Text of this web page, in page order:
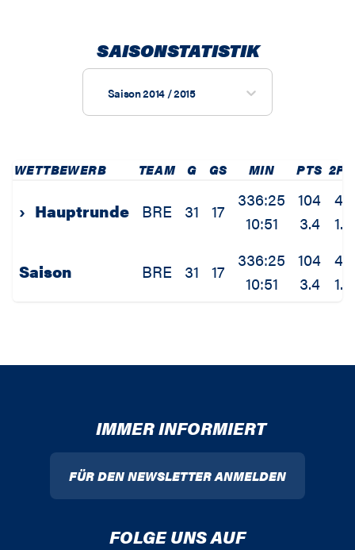
SAISONSTATISTIK
Saison 2014 / 2015
WETTBEWERB TEAM G GS MIN PTS
› Hauptrunde BRE 31 17
336:25
10:51
104
3.4
43
1.4
Saison BRE 31 17
336:25
10:51
104
3.4
43
1.4
IMMER INFORMIERT
FÜR DEN NEWSLETTER ANMELDEN
FOLGE UNS AUF